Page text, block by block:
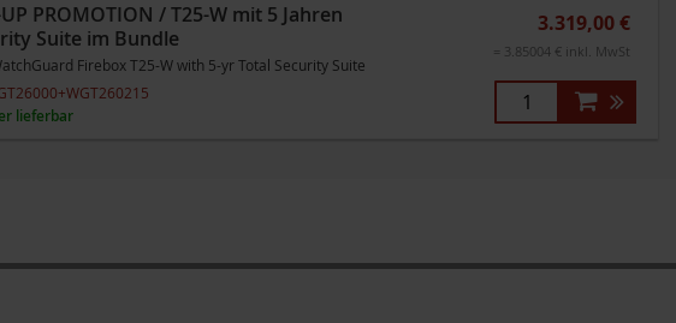
PROMOTION / T25-W mit 5 Jahren
Suite im Bundle
Firebox T25-W with 5-yr Total Security Suite
lieferbar
3.319,00 €
= 3.85004 € inkl. MwSt